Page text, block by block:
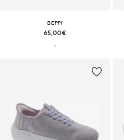
BEPPI
65,00€